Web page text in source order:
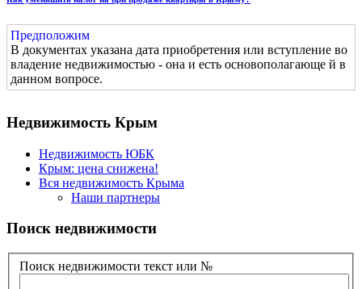
Предположим
В документах указана дата приобретения или вступление во
владение недвижимостью - она и есть основополагающе й в
данном вопросе.
Недвижимость Крым
Недвижимость ЮБК
Крым: цена снижена!
Вся недвижимость Крыма
Наши партнеры
Поиск недвижимости
Поиск недвижимости текст или №